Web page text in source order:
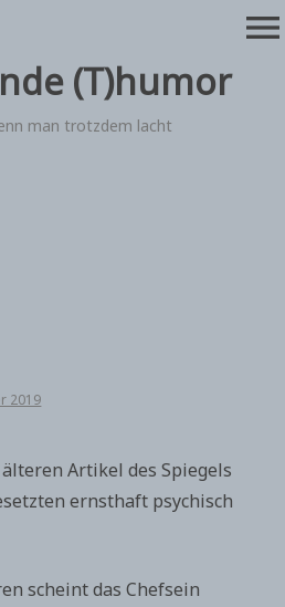
(T)humor
man trotzdem lacht
menu
2019
Artikel des Spiegels
ernsthaft psychisch
scheint das Chefsein